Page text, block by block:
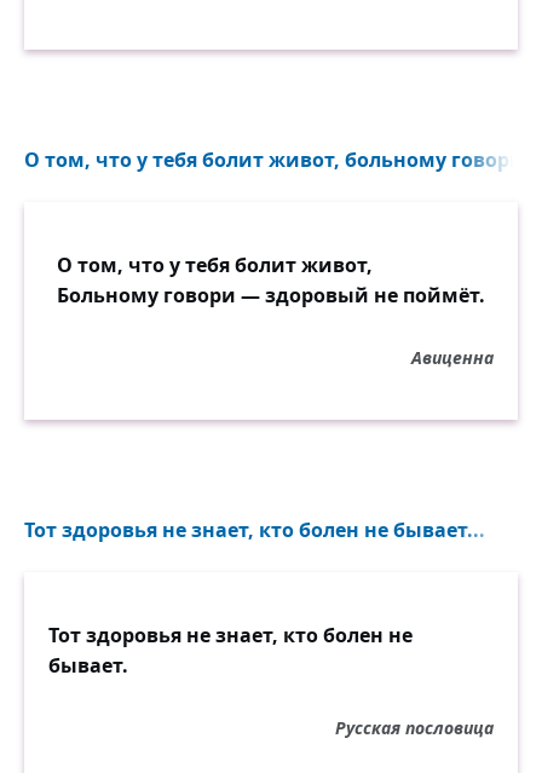
О том, что у тебя болит живот, больному
О том, что у тебя болит живот,
Больному говори — здоровый не поймёт.
Авиценна
Тот здоровья не знает, кто болен не бывает...
Тот здоровья не знает, кто болен не
бывает.
Русская пословица